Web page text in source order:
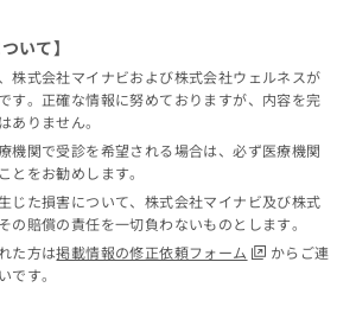
いて】
株式会社マイナビおよび株式会社ウェルネスが
す。正確な情報に努めておりますが、内容を完
ありません。
機関で受診を希望される場合は、必ず医療機関
とをお勧めします。
じた損害について、株式会社マイナビ及び株式
の賠償の責任を一切負わないものとします。
た方は掲載情報の修正依頼フォーム
からご連
です。